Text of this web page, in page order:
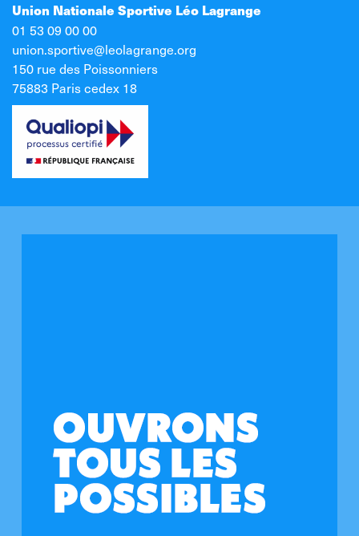
Union Nationale Sportive Léo Lagrange
01 53 09 00 00
union.sportive@leolagrange.org
150 rue des Poissonniers
75883 Paris cedex 18